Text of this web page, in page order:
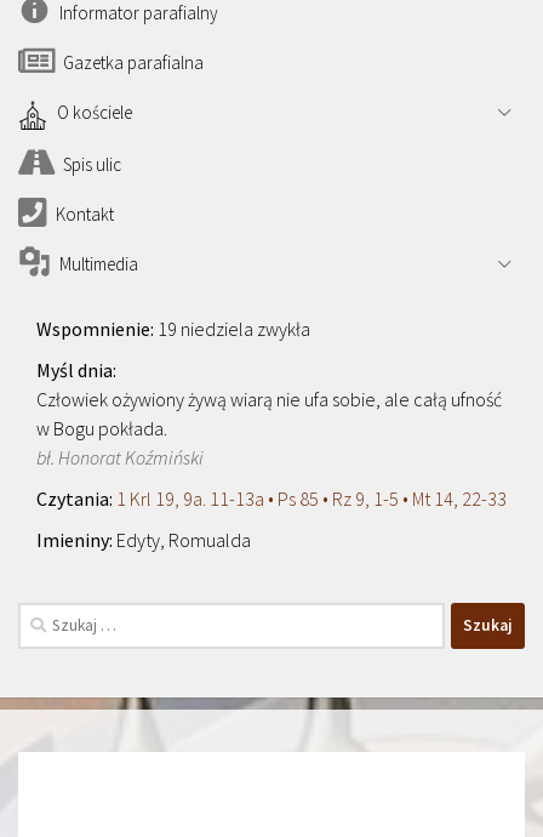
Informator parafialny
Gazetka parafialna
O kościele
Spis ulic
Kontakt
Multimedia
19 niedziela zwykła
Człowiek ożywiony żywą wiarą nie ufa sobie, ale całą ufność
w Bogu pokłada.
bł. Honorat Koźmiński
1 Krl 19, 9a. 11-13a • Ps 85 • Rz 9, 1-5 • Mt 14, 22-33
Edyty, Romualda
Szukaj: